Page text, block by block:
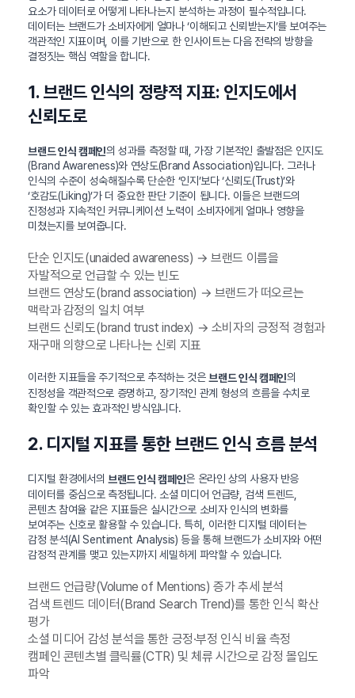
요소가 데이터로 어떻게 나타나는지 분석하는 과정이 필수적입니다.
데이터는 브랜드가 소비자에게 얼마나 ‘이해되고 신뢰받는지’를 보여주는
객관적인 지표이며, 이를 기반으로 한 인사이트는 다음 전략의 방향을
결정짓는 핵심 역할을 합니다.
1. 브랜드 인식의 정량적 지표: 인지도에서
신뢰도로
브랜드 인식 캠페인의 성과를 측정할 때, 가장 기본적인 출발점은 인지도
(Brand Awareness)와 연상도(Brand Association)입니다. 그러나
인식의 수준이 성숙해질수록 단순한 ‘인지’보다 ‘신뢰도(Trust)’와
‘호감도(Liking)’가 더 중요한 판단 기준이 됩니다. 이들은 브랜드의
진정성과 지속적인 커뮤니케이션 노력이 소비자에게 얼마나 영향을
미쳤는지를 보여줍니다.
단순 인지도(unaided awareness) → 브랜드 이름을
자발적으로 언급할 수 있는 빈도
브랜드 연상도(brand association) → 브랜드가 떠오르는
맥락과 감정의 일치 여부
브랜드 신뢰도(brand trust index) → 소비자의 긍정적 경험과
재구매 의향으로 나타나는 신뢰 지표
이러한 지표들을 주기적으로 추적하는 것은브랜드 인식 캠페인의
진정성을 객관적으로 증명하고, 장기적인 관계 형성의 흐름을 수치로
확인할 수 있는 효과적인 방식입니다.
2. 디지털 지표를 통한 브랜드 인식 흐름 분석
디지털 환경에서의 브랜드 인식 캠페인은 온라인 상의 사용자 반응
데이터를 중심으로 측정됩니다. 소셜 미디어 언급량, 검색 트렌드,
콘텐츠 참여율 같은 지표들은 실시간으로 소비자 인식의 변화를
보여주는 신호로 활용할 수 있습니다. 특히, 이러한 디지털 데이터는
감정 분석(AI Sentiment Analysis) 등을 통해 브랜드가 소비자와 어떤
감정적 관계를 맺고 있는지까지 세밀하게 파악할 수 있습니다.
브랜드 언급량(Volume of Mentions) 증가 추세 분석
검색 트렌드 데이터(Brand Search Trend)를 통한 인식 확산
평가
소셜 미디어 감성 분석을 통한 긍정·부정 인식 비율 측정
캠페인 콘텐츠별 클릭률(CTR) 및 체류 시간으로 감정 몰입도
파악